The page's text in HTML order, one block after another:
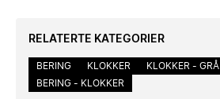
RELATERTE KATEGORIER
BERING KLOKKER
KLOKKER - GRÅ
BERING - KLOKKER